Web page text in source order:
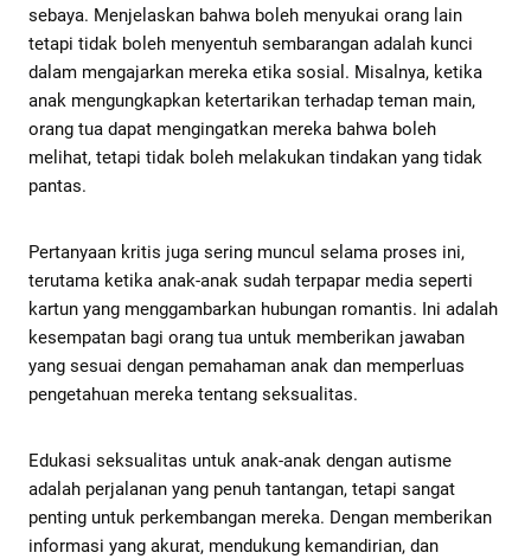
sebaya. Menjelaskan bahwa boleh menyukai orang lain
tetapi tidak boleh menyentuh sembarangan adalah kunci
dalam mengajarkan mereka etika sosial. Misalnya, ketika
anak mengungkapkan ketertarikan terhadap teman main,
orang tua dapat mengingatkan mereka bahwa boleh
melihat, tetapi tidak boleh melakukan tindakan yang tidak
pantas.
Pertanyaan kritis juga sering muncul selama proses ini,
terutama ketika anak-anak sudah terpapar media seperti
kartun yang menggambarkan hubungan romantis. Ini adalah
kesempatan bagi orang tua untuk memberikan jawaban
yang sesuai dengan pemahaman anak dan memperluas
pengetahuan mereka tentang seksualitas.
Edukasi seksualitas untuk anak-anak dengan autisme
adalah perjalanan yang penuh tantangan, tetapi sangat
penting untuk perkembangan mereka. Dengan memberikan
informasi yang akurat, mendukung kemandirian, dan